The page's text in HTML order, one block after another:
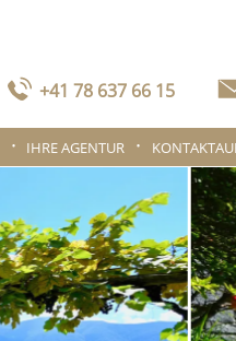
+41 78 637 66 15
IHRE AGENTUR